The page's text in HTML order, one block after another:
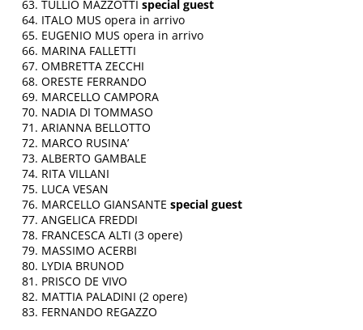
TULLIO MAZZOTTIspecial guest
ITALO MUS opera in arrivo
EUGENIO MUS opera in arrivo
MARINA FALLETTI
OMBRETTA ZECCHI
ORESTE FERRANDO
MARCELLO CAMPORA
NADIA DI TOMMASO
ARIANNA BELLOTTO
MARCO RUSINA’
ALBERTO GAMBALE
RITA VILLANI
LUCA VESAN
MARCELLO GIANSANTEspecial guest
ANGELICA FREDDI
FRANCESCA ALTI (3 opere)
MASSIMO ACERBI
LYDIA BRUNOD
PRISCO DE VIVO
MATTIA PALADINI (2 opere)
FERNANDO REGAZZO